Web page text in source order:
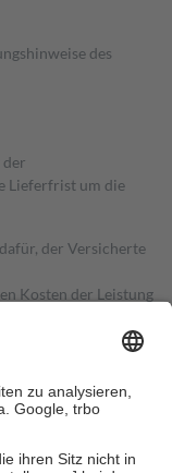
des
der
Lieferfrist um die
der Versicherte
Kosten der Leistung